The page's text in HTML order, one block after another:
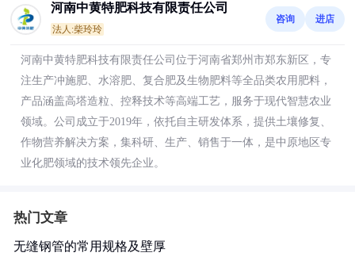
河南中黄特肥科技有限责任公司
法人:柴玲玲
咨询 进店
河南中黄特肥科技有限责任公司位于河南省郑州市郑东新区，专
注生产冲施肥、水溶肥、复合肥及生物肥料等全品类农用肥料，
产品涵盖高塔造粒、控释技术等高端工艺，服务于现代智慧农业
领域。公司成立于2019年，依托自主研发体系，提供土壤修复、
作物营养解决方案，集科研、生产、销售于一体，是中原地区专
业化肥领域的技术领先企业。
热门文章
无缝钢管的常用规格及壁厚